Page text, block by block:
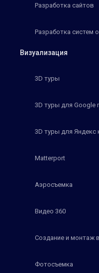
Разработка сайтов
Разработка систем
Визуализация
3D туры
3D туры для Google
3D туры для Яндекс
Matterport
Аэросъемка
Видео 360
Создание и монтаж
Фотосъемка